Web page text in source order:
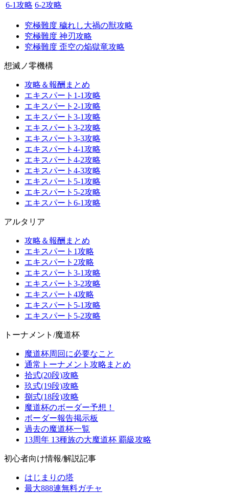
6-1攻略 6-2攻略
究極難度 穢れし大禍の獣攻略
究極難度 神刃攻略
究極難度 歪空の焔獄竜攻略
想滅ノ零機構
攻略＆報酬まとめ
エキスパート1-1攻略
エキスパート2-1攻略
エキスパート3-1攻略
エキスパート3-2攻略
エキスパート3-3攻略
エキスパート4-1攻略
エキスパート4-2攻略
エキスパート4-3攻略
エキスパート5-1攻略
エキスパート5-2攻略
エキスパート6-1攻略
アルタリア
攻略＆報酬まとめ
エキスパート1攻略
エキスパート2攻略
エキスパート3-1攻略
エキスパート3-2攻略
エキスパート4攻略
エキスパート5-1攻略
エキスパート5-2攻略
トーナメント/魔道杯
魔道杯周回に必要なこと
通常トーナメント攻略まとめ
拾式(20段)攻略
玖式(19段)攻略
捌式(18段)攻略
魔道杯のボーダー予想！
ボーダー報告掲示板
過去の魔道杯一覧
13周年 13種族の大魔道杯 覇級攻略
初心者向け情報/解説記事
はじまりの塔
最大888連無料ガチャ